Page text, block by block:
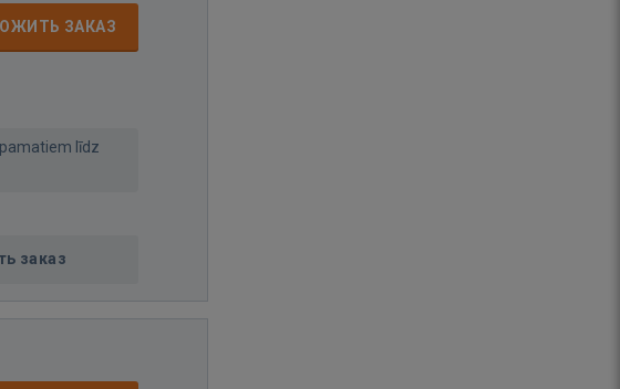
ЗАКАЗ
līdz
заказ